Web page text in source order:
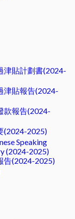
津貼計劃書(2024-
津貼報告(2024-
款報告(2024-
(2024-2025)
Speaking
(2024-2025)
告(2024-2025)